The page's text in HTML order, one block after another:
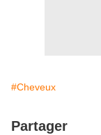
#Cheveux
Partager